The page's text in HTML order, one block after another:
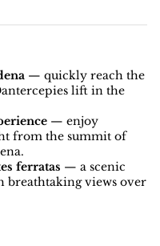
— quickly reach the
lift in the
— enjoy
from the summit of
ferratas — a scenic
breathtaking views over